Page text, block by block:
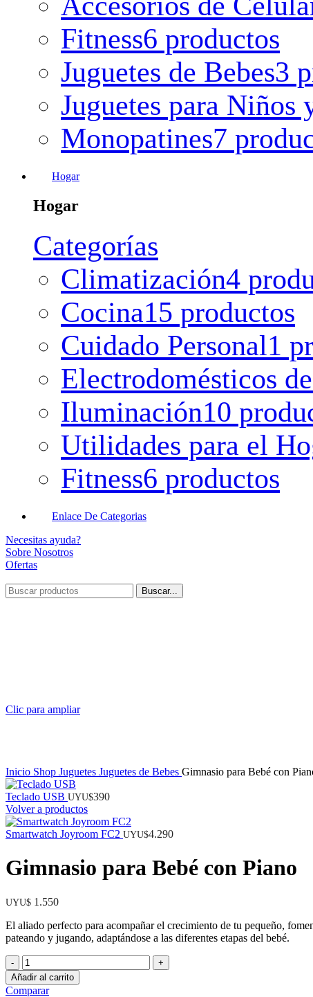
Fitness6 productos
Juguetes de Bebes3
Juguetes para Niños
Monopatines7
Hogar
Hogar
Categorías
Climatización4
Cocina15 productos
Cuidado Personal1
Electrodomésticos
Iluminación10
Utilidades para el
Fitness6 productos
Enlace De Categorias
Necesitas ayuda?
Sobre Nosotros
Ofertas
Buscar...
Clic para ampliar
Inicio Shop Juguetes Juguetes de Bebes Gimnasio para Bebé con
Teclado USB UYU$390
Volver a productos
Smartwatch Joyroom FC2 UYU$4.290
Gimnasio para Bebé con Piano
UYU$ 1.550
El aliado perfecto para acompañar el crecimiento de tu pequeño,
pateando y jugando, adaptándose a las diferentes etapas del bebé.
Gimnasio
para
Bebé
Añadir al carrito
Comparar